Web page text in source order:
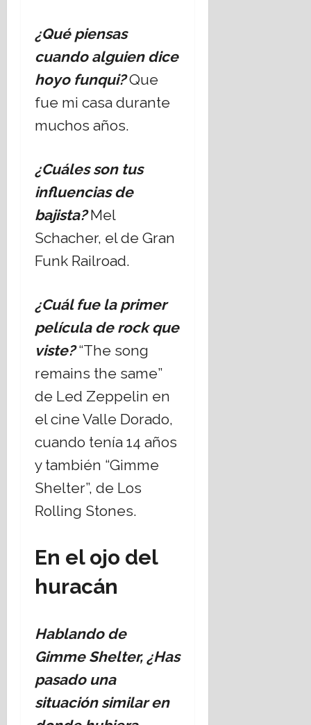
¿Qué piensas
cuando alguien dice
hoyo funqui?Que
fue mi casa durante
muchos años.
¿Cuáles son tus
influencias de
bajista?Mel
Schacher, el de Gran
Funk Railroad.
¿Cuál fue la primer
película de rock que
viste?“The song
remains the same”
de Led Zeppelin en
el cine Valle Dorado,
cuando tenía 14 años
y también “Gimme
Shelter”, de Los
Rolling Stones.
En el ojo del
huracán
Hablando de
Gimme Shelter, ¿Has
pasado una
situación similar en